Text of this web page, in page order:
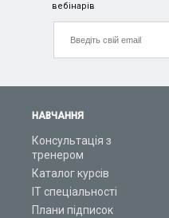
НАВЧАННЯ
Консультація з
тренером
Каталог курсів
ІТ спеціальності
Плани підписок
вебінарів